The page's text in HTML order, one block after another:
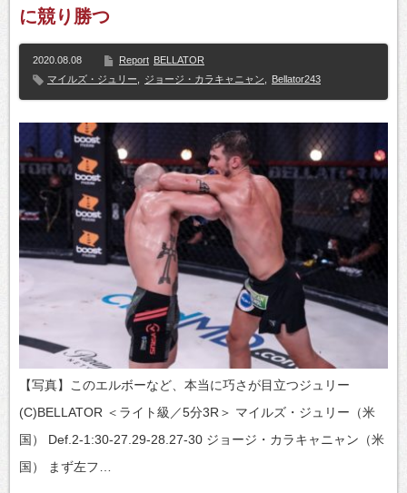
に競り勝つ
2020.08.08 Report BELLATOR
マイルズ・ジュリー
ジョージ・カラキャニャン Bellator243
【写真】このエルボーなど、本当に巧さが目立つジュリー
(C)BELLATOR ＜ライト級／5分3R＞ マイルズ・ジュリー（米
国） Def.2-1:30-27.29-28.27-30 ジョージ・カラキャニャン（米
国） まず左フ…